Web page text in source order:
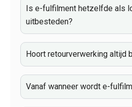
Is e-fulfilment hetzelfde als
uitbesteden?
Hoort retourverwerking altijd
Vanaf wanneer wordt e-